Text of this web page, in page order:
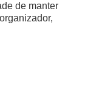
de manter